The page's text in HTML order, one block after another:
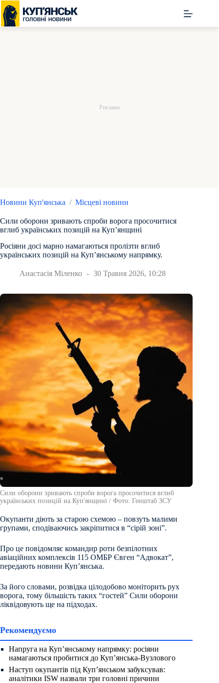
Перейти
до
вмісту
Новини Куп'янська / Місцеві новини
Сили оборони зривають спроби ворога просочитися
вглиб українських позицій на Куп’янщині
Росіяни досі марно намагаються пролізти вглиб
українських позицій на Куп’янському напрямку.
Анастасія Міленко 30 Травня 2026, 10:28
Сили оборони зривають спроби ворога просочитися вглиб
українських позицій на Куп'янщині / Фото: Генштаб ЗСУ
Окупанти діють за старою схемою – повзуть малими
групами, сподіваючись закріпитися в “сірій зоні”.
Про це повідомляє командир роти безпілотних
авіаційних комплексів 115 ОМБР Євген “Адвокат”,
передають новини Куп’янська.
За його словами, розвідка цілодобово моніторить рух
ворога, тому більшість таких “гостей” Сили оборони
ліквідовують ще на підходах.
Рекомендуємо
Напруга на Куп’янському напрямку: росіяни
намагаються пробитися до Куп’янська-Вузлового
Наступ окупантів під Куп’янськом забуксував:
аналітики ISW назвали три головні причини